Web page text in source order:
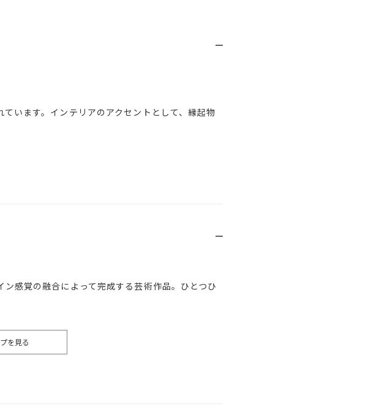
います。インテリアのアクセントとして、縁起物
感覚の融合によって完成する芸術作品。ひとつひ
を見る